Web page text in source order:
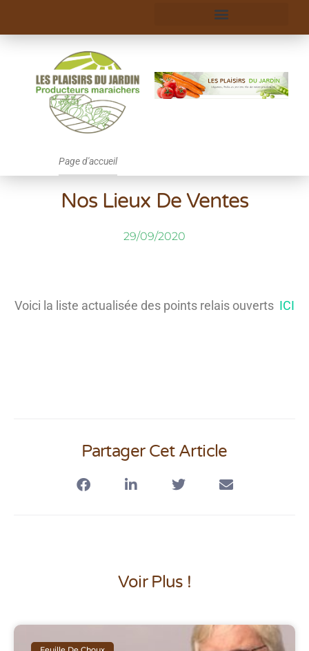
Page d'accueil
Nos Lieux De Ventes
29/09/2020
Voici la liste actualisée des points relais ouverts ICI
Partager Cet Article
Voir Plus !